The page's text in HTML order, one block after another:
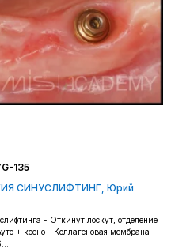
135
СИНУСЛИФТИНГ, Юрий
- Откинут лоскут, отделение
+ ксено - Коллагеновая мембрана -